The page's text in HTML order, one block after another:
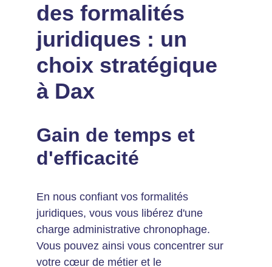
des formalités
juridiques : un
choix stratégique
à Dax
Gain de temps et
d'efficacité
En nous confiant vos formalités
juridiques, vous vous libérez d'une
charge administrative chronophage.
Vous pouvez ainsi vous concentrer sur
votre cœur de métier et le